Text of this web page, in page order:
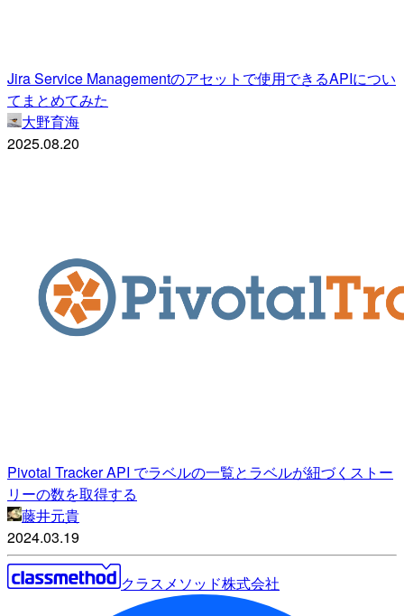
Jira Service Managementのアセットで使用できるAPIについ
てまとめてみた
大野育海
2025.08.20
Pivotal Tracker API でラベルの一覧とラベルが紐づくストー
リーの数を取得する
藤井元貴
2024.03.19
クラスメソッド株式会社